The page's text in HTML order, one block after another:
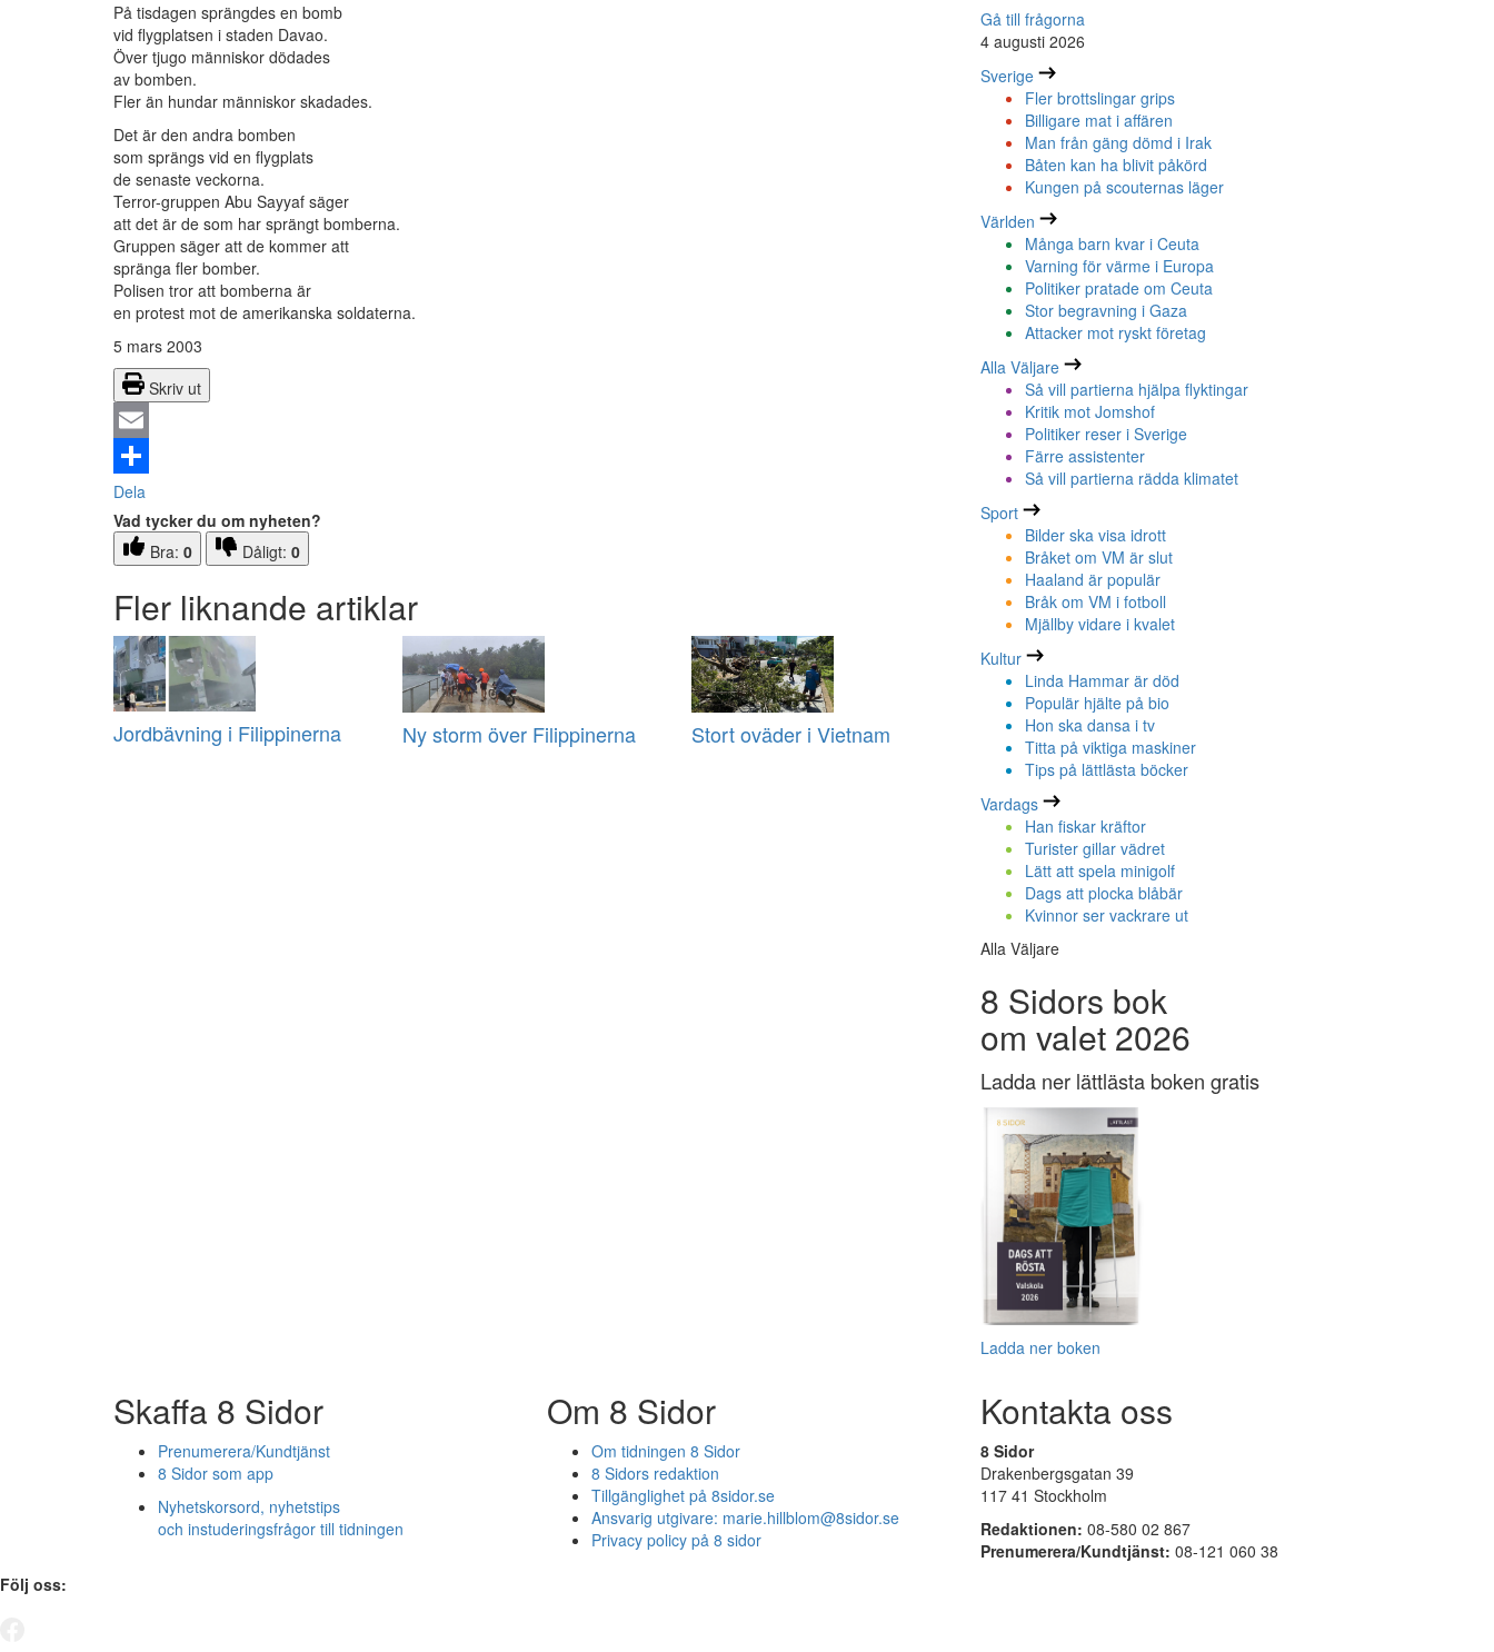
På tisdagen sprängdes en bomb
vid flygplatsen i staden Davao.
Över tjugo människor dödades
av bomben.
Fler än hundar människor skadades.
Det är den andra bomben
som sprängs vid en flygplats
de senaste veckorna.
Terror-gruppen Abu Sayyaf säger
att det är de som har sprängt bomberna.
Gruppen säger att de kommer att
spränga fler bomber.
Polisen tror att bomberna är
en protest mot de amerikanska soldaterna.
5 mars 2003
Skriv ut
Email
Dela
Vad tycker du om nyheten?
Bra: 0 Dåligt: 0
Fler liknande artiklar
Jordbävning i Filippinerna Ny storm över Filippinerna Stort oväder i Vietnam
Gå till frågorna
4 augusti 2026
Sverige
Fler brottslingar grips
Billigare mat i affären
Man från gäng dömd i Irak
Båten kan ha blivit påkörd
Kungen på scouternas läger
Världen
Många barn kvar i Ceuta
Varning för värme i Europa
Politiker pratade om Ceuta
Stor begravning i Gaza
Attacker mot ryskt företag
Alla Väljare
Så vill partierna hjälpa flyktingar
Kritik mot Jomshof
Politiker reser i Sverige
Färre assistenter
Så vill partierna rädda klimatet
Sport
Bilder ska visa idrott
Bråket om VM är slut
Haaland är populär
Bråk om VM i fotboll
Mjällby vidare i kvalet
Kultur
Linda Hammar är död
Populär hjälte på bio
Hon ska dansa i tv
Titta på viktiga maskiner
Tips på lättlästa böcker
Vardags
Han fiskar kräftor
Turister gillar vädret
Lätt att spela minigolf
Dags att plocka blåbär
Kvinnor ser vackrare ut
Alla Väljare
8 Sidors bok
om valet 2026
Ladda ner lättlästa boken gratis
Ladda ner boken
Skaffa 8 Sidor
Prenumerera/Kundtjänst
8 Sidor som app
Nyhetskorsord, nyhetstips
och instuderingsfrågor till tidningen
Om 8 Sidor
Om tidningen 8 Sidor
8 Sidors redaktion
Tillgänglighet på 8sidor.se
Ansvarig utgivare: marie.hillblom@8sidor.se
Privacy policy på 8 sidor
Kontakta oss
8 Sidor
Drakenbergsgatan 39
117 41 Stockholm
Redaktionen: 08-580 02 867
Prenumerera/Kundtjänst: 08-121 060 38
Följ oss: